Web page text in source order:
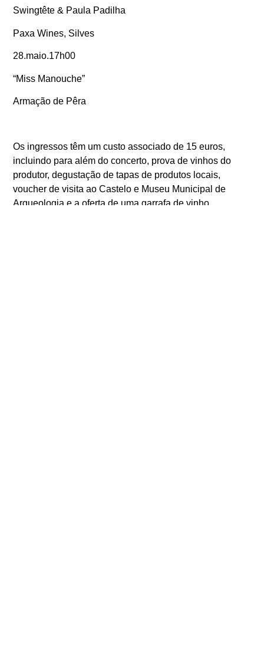
Swingtête & Paula Padilha
Paxa Wines, Silves
28.maio.17h00
“Miss Manouche”
Armação de Pêra
Os ingressos têm um custo associado de 15 euros,
incluindo para além do concerto, prova de vinhos do
produtor, degustação de tapas de produtos locais,
voucher de visita ao Castelo e Museu Municipal de
Arqueologia e a oferta de uma garrafa de vinho.